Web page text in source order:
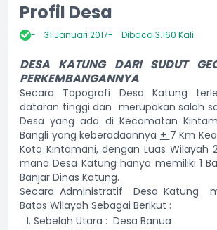
Profil Desa
31 Januari 2017 Dibaca 3.160 Kali
DESA KATUNG DARI SUDUT
PERKEMBANGANNYA
Secara Topografi Desa Katung
dataran tinggi dan merupakan salah
Desa yang ada di Kecamatan
Bangli yang keberadaannya + 7 Km
Kota Kintamani, dengan Luas Wilayah
mana Desa Katung hanya memiliki 1
Banjar Dinas Katung.
Secara Administratif Desa Katung
Batas Wilayah Sebagai Berikut :
Sebelah Utara : Desa Banua